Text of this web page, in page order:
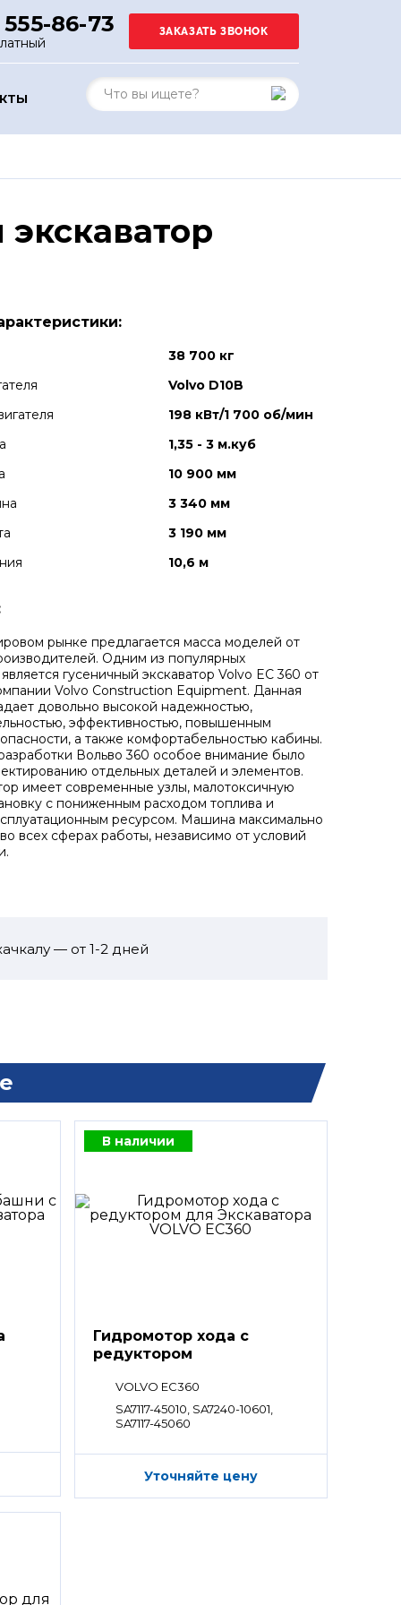
86-73
38 700 кг
Volvo D10B
198 кВт/1 700 об/мин
1,35 - 3 м.куб
10 900 мм
3 340 мм
3 190 мм
10,6 м
рынке предлагается масса моделей от
Одним из популярных
гусеничный экскаватор Volvo EC 360 от
Volvo Construction Equipment. Данная
довольно высокой надежностью,
эффективностью, повышенным
а также комфортабельностью кабины.
Вольво 360 особое внимание было
отдельных деталей и элементов.
имеет современные узлы, малотоксичную
с пониженным расходом топлива и
ресурсом. Машина максимально
всех сферах работы, независимо от условий
— от 1-2 дней
В наличии
Гидромотор хода с
редуктором
VOLVO EC360
SA7117-45010, SA7240-10601,
SA7117-45060
Уточняйте цену